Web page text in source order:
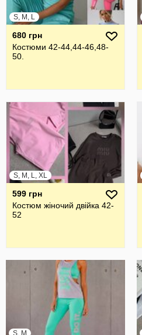
S, M, L
680 грн
Костюми 42-44,44-46,48-
50.
S, M, L, XL
599 грн
Костюм жіночий двійка 42-
52
S, M